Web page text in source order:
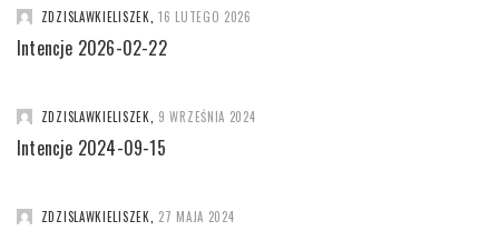
ZDZISLAWKIELISZEK 16 LUTEGO 2026
Intencje 2026-02-22
ZDZISLAWKIELISZEK 9 WRZEŚNIA 2024
Intencje 2024-09-15
ZDZISLAWKIELISZEK 27 MAJA 2024